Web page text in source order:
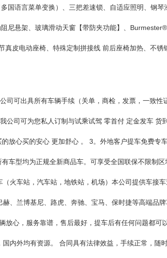
国语言菜单变换）、三把差速锁、自适应照明、钢琴
尼悬架、玻璃滑动天窗【带防夹功能】、
皮电动座椅、特殊定制拼接线 前后座椅加热、不锈
司可出具所有车辆手续（关单，商检，发票，一致性
公司可为您私人订制与试乘试驾 零首付 定金发车 货
放心买的安心 更加舒心 。 3。外地客户提车免费专
型均为正规全新商品车。可享受全国联保不限制区
火车站，汽车站，地铁站，机场）本公司提供车接车
、兰博基尼、路虎、奔驰、宝马、保时捷等高端品
放心，服务靠谱，售后最好，提车后有任何问题都可
内外均有资源。 合同具有法律效益，手续正常，随